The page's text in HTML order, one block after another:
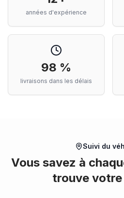
années d'expérience
98 %
livraisons dans les délais
Suivi du
Vous savez à
trouve